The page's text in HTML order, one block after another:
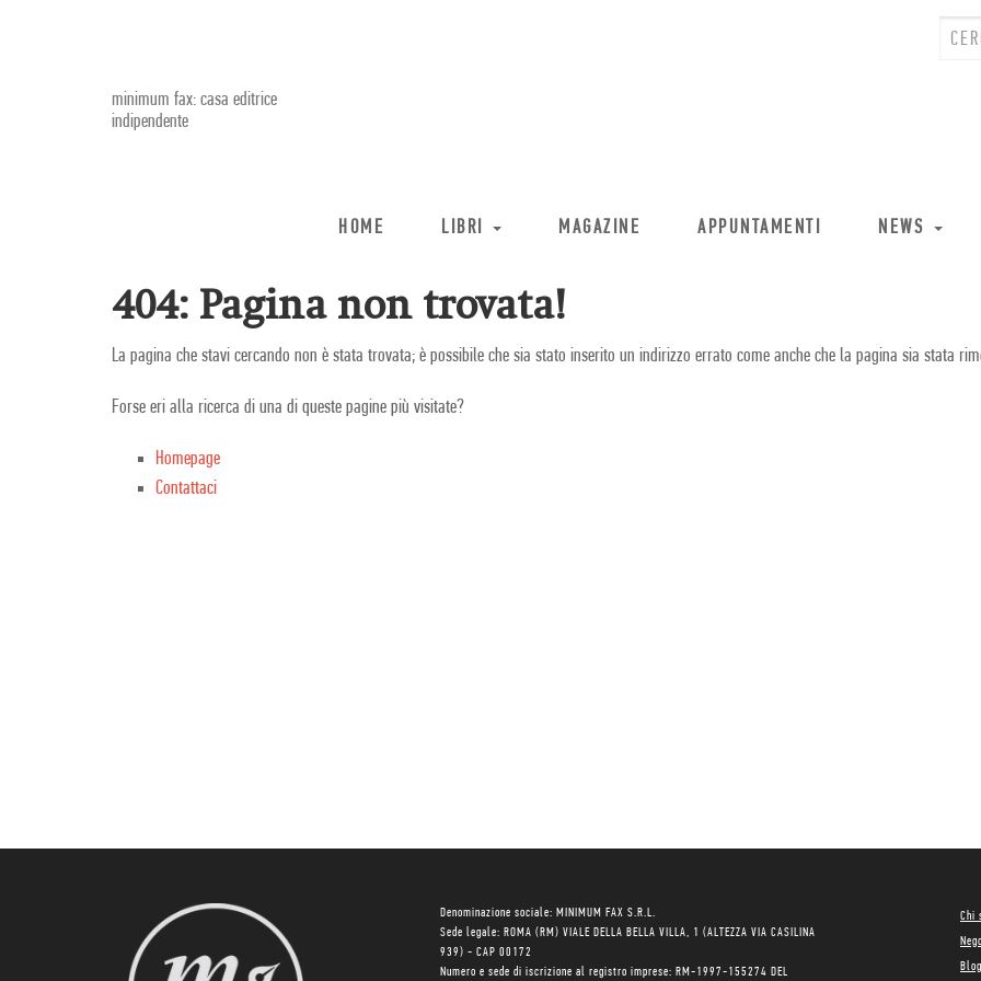
minimum fax: casa editrice
indipendente
HOME LIBRI MAGAZINE APPUNTAMENTI NEWS
404: Pagina non trovata!
La pagina che stavi cercando non è stata trovata; è possibile che sia stato inserito un indirizzo errato come anche che la pagina sia stata
Forse eri alla ricerca di una di queste pagine più visitate?
Homepage
Contattaci
Denominazione sociale: MINIMUM FAX S.R.L.
Sede legale: ROMA (RM) VIALE DELLA BELLA VILLA, 1 (ALTEZZA VIA CASILINA
939) - CAP 00172
Numero e sede di iscrizione al registro imprese: RM-1997-155274 DEL
Chi